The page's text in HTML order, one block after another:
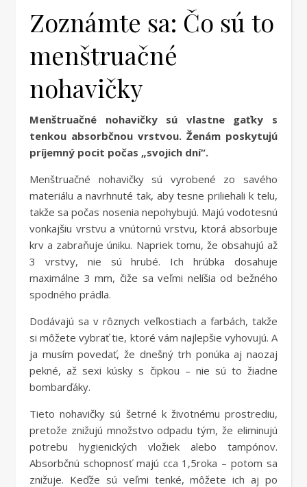
Zoznámte sa: Čo sú to
menštruačné
nohavičky
Menštruačné nohavičky sú vlastne gaťky s
tenkou absorbčnou vrstvou. Ženám poskytujú
príjemný pocit počas „svojich dní“.
Menštruačné nohavičky sú vyrobené zo savého
materiálu a navrhnuté tak, aby tesne priliehali k telu,
takže sa počas nosenia nepohybujú. Majú vodotesnú
vonkajšiu vrstvu a vnútornú vrstvu, ktorá absorbuje
krv a zabraňuje úniku. Napriek tomu, že obsahujú až
3 vrstvy, nie sú hrubé. Ich hrúbka dosahuje
maximálne 3 mm, čiže sa veľmi nelíšia od bežného
spodného prádla.
Dodávajú sa v rôznych veľkostiach a farbách, takže
si môžete vybrať tie, ktoré vám najlepšie vyhovujú. A
ja musím povedať, že dnešný trh ponúka aj naozaj
pekné, až sexi kúsky s čipkou – nie sú to žiadne
bombarďáky.
Tieto nohavičky sú šetrné k životnému prostrediu,
pretože znižujú množstvo odpadu tým, že eliminujú
potrebu hygienických vložiek alebo tampónov.
Absorbčnú schopnosť majú cca 1,5roka – potom sa
znižuje. Keďže sú veľmi tenké, môžete ich aj po